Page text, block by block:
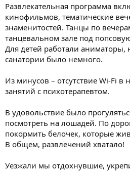
Развлекательная программа
кинофильмов, тематические
знаменитостей. Танцы по
танцевальном зале под
Для детей работали аниматоры,
санатории было немного.
Из минусов – отсутствие Wi-Fi
занятий с психотерапевтом.
В удовольствие было
посмотреть на лошадей. По
покормить белочек, которые
В общем, развлечений хватало!
Уезжали мы отдохнувшие,